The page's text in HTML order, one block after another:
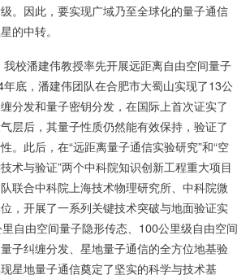
。因此，要实现广域乃至全球化的量子通信
的中转。
校潘建伟教授率先开展远距离自由空间量子
底，潘建伟团队在合肥市大蜀山实现了13公
分发和量子密钥分发，在国际上首次证实了
层后，其量子性质仍然能有效保持，验证了
。此后，在“远距离量子通信实验研究”和“空
术与验证”两个中科院知识创新工程重大项目
联合中科院上海技术物理研究所、中科院微
，开展了一系列关键技术突破与地面验证实
自由空间量子隐形传态、100公里级自由空间
子纠缠分发、星地量子通信的全方位地基验
星地量子通信奠定了坚实的科学与技术基